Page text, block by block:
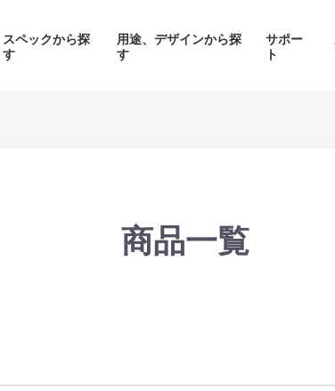
スペックから探
す
用途、デザインから探
す
サポー
ト
商品一覧